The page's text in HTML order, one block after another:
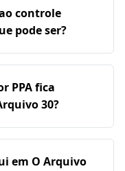
controle
pode ser?
PPA fica
30?
em O Arquivo